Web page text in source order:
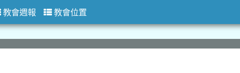
教會週報 教會位置